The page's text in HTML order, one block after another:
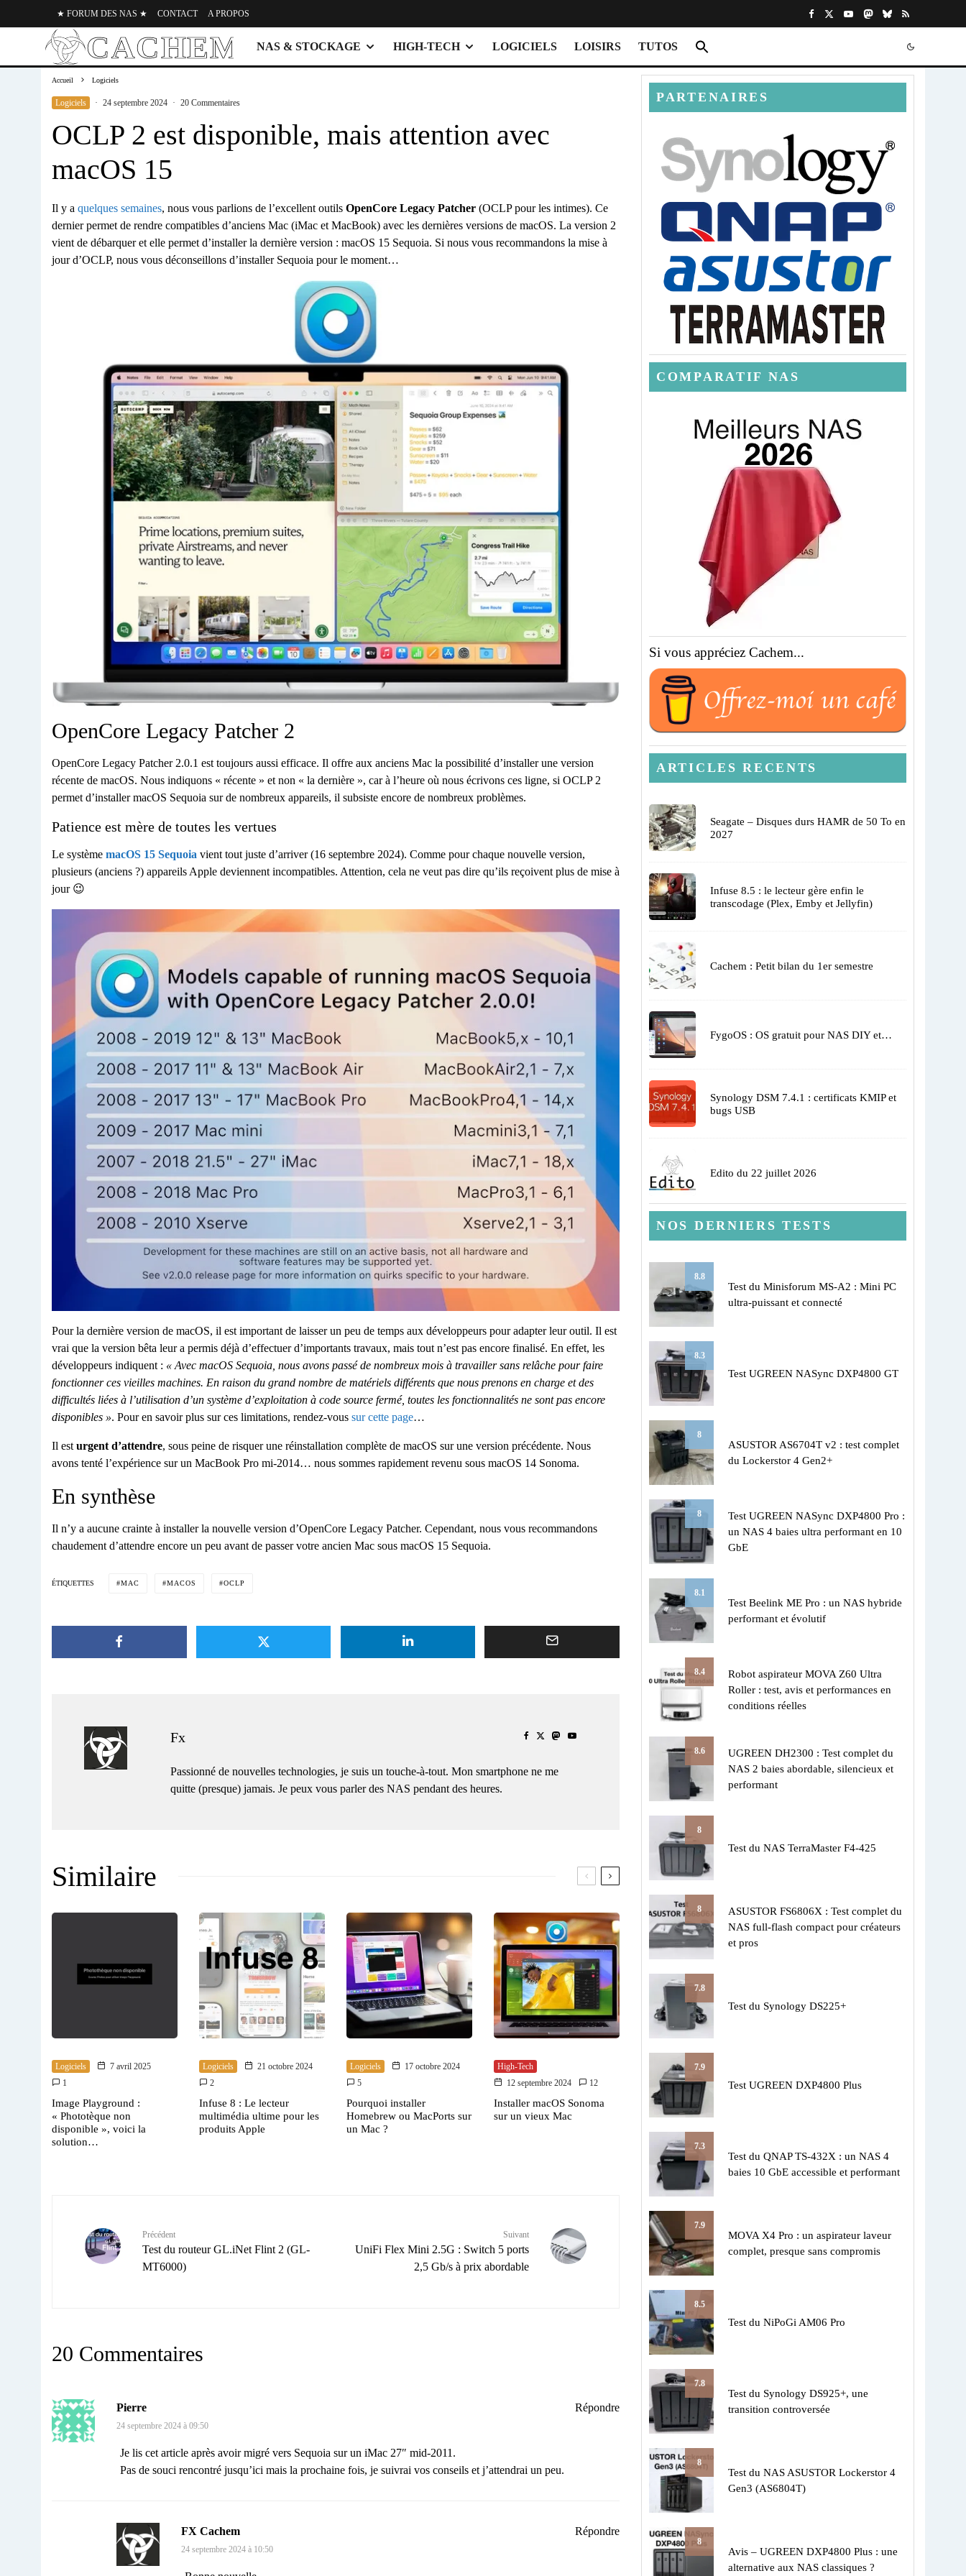
★ FORUM DES NAS ★ CONTACT A PROPOS
NAS & STOCKAGE HIGH-TECH LOGICIELS LOISIRS TUTOS
Accueil Logiciels
Logiciels · 24 septembre 2024 · 20 Commentaires
OCLP 2 est disponible, mais attention avec
macOS 15
Il y a quelques semaines, nous vous parlions de l’excellent outils OpenCore Legacy Patcher (OCLP pour les intimes). Ce
dernier permet de rendre compatibles d’anciens Mac (iMac et MacBook) avec les dernières versions de macOS. La version 2
vient de débarquer et elle permet d’installer la dernière version : macOS 15 Sequoia. Si nous vous recommandons la mise à
jour d’OCLP, nous vous déconseillons d’installer Sequoia pour le moment…
OpenCore Legacy Patcher 2
OpenCore Legacy Patcher 2.0.1 est toujours aussi efficace. Il offre aux anciens Mac la possibilité d’installer une version
récente de macOS. Nous indiquons « récente » et non « la dernière », car à l’heure où nous écrivons ces ligne, si OCLP 2
permet d’installer macOS Sequoia sur de nombreux appareils, il subsiste encore de nombreux problèmes.
Patience est mère de toutes les vertues
Le système macOS 15 Sequoia vient tout juste d’arriver (16 septembre 2024). Comme pour chaque nouvelle version,
plusieurs (anciens ?) appareils Apple deviennent incompatibles. Attention, cela ne veut pas dire qu’ils reçoivent plus de mise à
jour 😉
Pour la dernière version de macOS, il est important de laisser un peu de temps aux développeurs pour adapter leur outil. Il est
vrai que la version bêta leur a permis déjà d’effectuer d’importants travaux, mais tout n’est pas encore finalisé. En effet, les
développeurs indiquent : « Avec macOS Sequoia, nous avons passé de nombreux mois à travailler sans relâche pour faire
fonctionner ces vieilles machines. En raison du grand nombre de matériels différents que nous prenons en charge et des
difficultés liées à l’utilisation d’un système d’exploitation à code source fermé, toutes les fonctionnalités ne sont pas encore
disponibles ». Pour en savoir plus sur ces limitations, rendez-vous sur cette page…
Il est urgent d’attendre, sous peine de risquer une réinstallation complète de macOS sur une version précédente. Nous
avons tenté l’expérience sur un MacBook Pro mi-2014… nous sommes rapidement revenu sous macOS 14 Sonoma.
En synthèse
Il n’y a aucune crainte à installer la nouvelle version d’OpenCore Legacy Patcher. Cependant, nous vous recommandons
chaudement d’attendre encore un peu avant de passer votre ancien Mac sous macOS 15 Sequoia.
ÉTIQUETTES MAC MACOS OCLP
Fx
Passionné de nouvelles technologies, je suis un touche-à-tout. Mon smartphone ne me
quitte (presque) jamais. Je peux vous parler des NAS pendant des heures.
Similaire
Logiciels
7 avril 2025
1
Image Playground :
« Phototèque non
disponible », voici la
solution…
Logiciels
21 octobre 2024
2
Infuse 8 : Le lecteur
multimédia ultime pour les
produits Apple
Logiciels
17 octobre 2024
5
Pourquoi installer
Homebrew ou MacPorts sur
un Mac ?
High-Tech
12 septembre 2024
12
Installer macOS Sonoma
sur un vieux Mac
Précédent
Test du routeur GL.iNet Flint 2 (GL-
MT6000)
Suivant
UniFi Flex Mini 2.5G : Switch 5 ports
2,5 Gb/s à prix abordable
20 Commentaires
Pierre
24 septembre 2024 à 09:50
Je lis cet article après avoir migré vers Sequoia sur un iMac 27″ mid-2011.
Pas de souci rencontré jusqu’ici mais la prochaine fois, je suivrai vos conseils et j’attendrai un peu.
Répondre
FX Cachem
24 septembre 2024 à 10:50
Répondre
PARTENAIRES
COMPARATIF NAS
Si vous appréciez Cachem...
ARTICLES RECENTS
Seagate – Disques durs HAMR de 50 To en
2027
Infuse 8.5 : le lecteur gère enfin le
transcodage (Plex, Emby et Jellyfin)
Cachem : Petit bilan du 1er semestre
FygoOS : OS gratuit pour NAS DIY et…
Synology DSM 7.4.1 : certificats KMIP et
bugs USB
Edito du 22 juillet 2026
NOS DERNIERS TESTS
8.8
Test du Minisforum MS-A2 : Mini PC
ultra-puissant et connecté
8.3
Test UGREEN NASync DXP4800 GT
8
ASUSTOR AS6704T v2 : test complet
du Lockerstor 4 Gen2+
8
Test UGREEN NASync DXP4800 Pro :
un NAS 4 baies ultra performant en 10
GbE
8.1
Test Beelink ME Pro : un NAS hybride
performant et évolutif
8.4
Robot aspirateur MOVA Z60 Ultra
Roller : test, avis et performances en
conditions réelles
8.6
UGREEN DH2300 : Test complet du
NAS 2 baies abordable, silencieux et
performant
8
Test du NAS TerraMaster F4-425
8
ASUSTOR FS6806X : Test complet du
NAS full-flash compact pour créateurs
et pros
7.8
Test du Synology DS225+
7.9
Test UGREEN DXP4800 Plus
7.3
Test du QNAP TS-432X : un NAS 4
baies 10 GbE accessible et performant
7.9
MOVA X4 Pro : un aspirateur laveur
complet, presque sans compromis
8.5
Test du NiPoGi AM06 Pro
7.8
Test du Synology DS925+, une
transition controversée
8
Test du NAS ASUSTOR Lockerstor 4
Gen3 (AS6804T)
8
Avis – UGREEN DXP4800 Plus : une
alternative aux NAS classiques ?